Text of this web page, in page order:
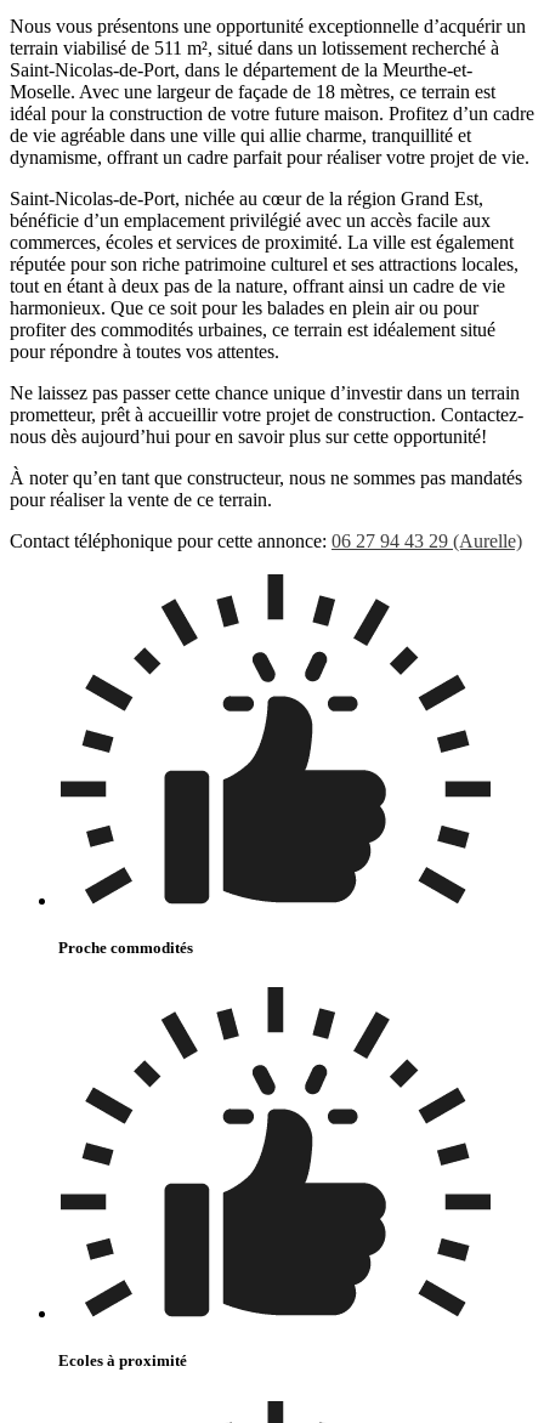
Nous vous présentons une opportunité exceptionnelle d’acquérir un
terrain viabilisé de 511 m², situé dans un lotissement recherché à
Saint-Nicolas-de-Port, dans le département de la Meurthe-et-
Moselle. Avec une largeur de façade de 18 mètres, ce terrain est
idéal pour la construction de votre future maison. Profitez d’un cadre
de vie agréable dans une ville qui allie charme, tranquillité et
dynamisme, offrant un cadre parfait pour réaliser votre projet de vie.
Saint-Nicolas-de-Port, nichée au cœur de la région Grand Est,
bénéficie d’un emplacement privilégié avec un accès facile aux
commerces, écoles et services de proximité. La ville est également
réputée pour son riche patrimoine culturel et ses attractions locales,
tout en étant à deux pas de la nature, offrant ainsi un cadre de vie
harmonieux. Que ce soit pour les balades en plein air ou pour
profiter des commodités urbaines, ce terrain est idéalement situé
pour répondre à toutes vos attentes.
Ne laissez pas passer cette chance unique d’investir dans un terrain
prometteur, prêt à accueillir votre projet de construction. Contactez-
nous dès aujourd’hui pour en savoir plus sur cette opportunité!
À noter qu’en tant que constructeur, nous ne sommes pas mandatés
pour réaliser la vente de ce terrain.
Contact téléphonique pour cette annonce: 06 27 94 43 29 (Aurelle)
Proche commodités
Ecoles à proximité